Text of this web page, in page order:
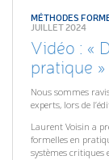
MÉTHODES
JUILLET 2024
Vidéo : «
pratique »
Nous sommes
experts, lors de
Laurent Voisin a
formelles en
systèmes critiques